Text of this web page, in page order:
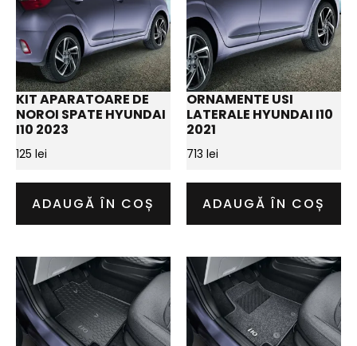
KIT APARATOARE DE
NOROI SPATE HYUNDAI
I10 2023
125 lei
ADAUGĂ ÎN COȘ
ORNAMENTE USI
LATERALE HYUNDAI I10
2021
713 lei
ADAUGĂ ÎN COȘ